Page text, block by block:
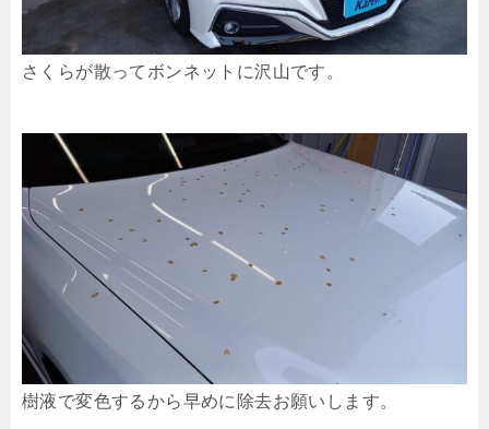
さくらが散ってボンネットに沢山です。
樹液で変色するから早めに除去お願いします。